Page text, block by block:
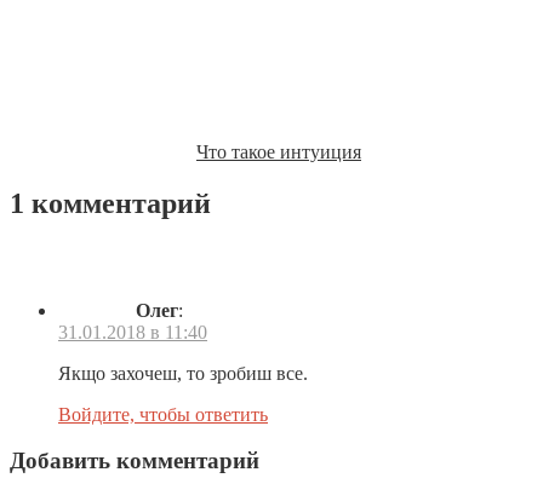
Что такое интуиция
1 комментарий
Олег:
31.01.2018 в 11:40
Якщо захочеш, то зробиш все.
Войдите, чтобы ответить
Добавить комментарий